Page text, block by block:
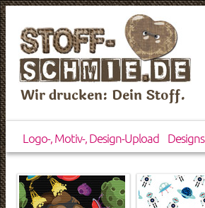
Wir drucken: Dein Stoff.
Logo-, Motiv-, Design-Upload Designs